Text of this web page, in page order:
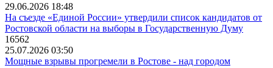
29.06.2026 18:48
На съезде «Единой России» утвердили список кандидатов от
Ростовской области на выборы в Государственную Думу
16562
25.07.2026 03:50
Мощные взрывы прогремели в Ростове - над городом